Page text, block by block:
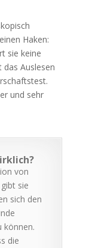
Haken:
sie keine
das Auslesen
und sehr
von
sie
sich den
können.
die